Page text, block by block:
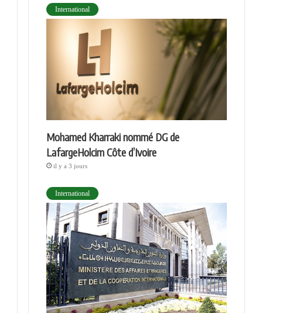
International
Mohamed Kharraki nommé DG de
LafargeHolcim Côte d’Ivoire
il y a 3 jours
International